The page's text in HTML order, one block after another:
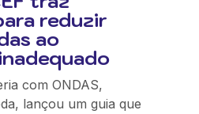
reduzir
ao
com ONDAS,
lançou um guia que